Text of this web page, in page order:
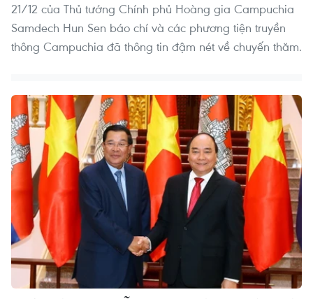
21/12 của Thủ tướng Chính phủ Hoàng gia Campuchia
Samdech Hun Sen báo chí và các phương tiện truyền
thông Campuchia đã thông tin đậm nét về chuyến thăm.